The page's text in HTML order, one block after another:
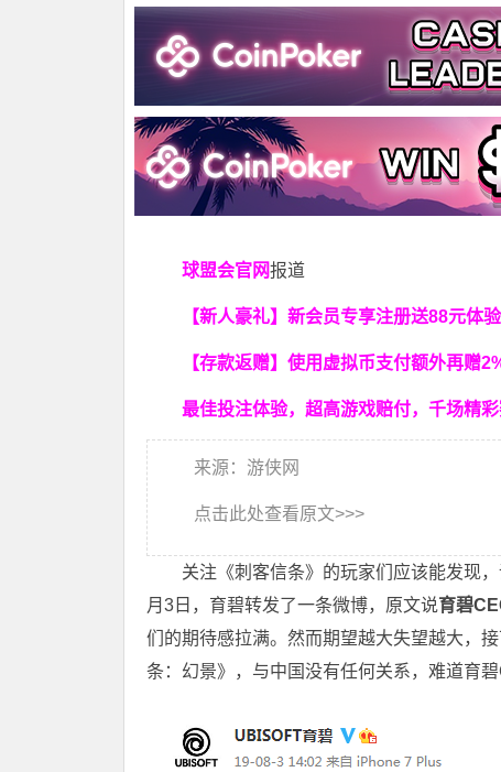
球盟会官网报道
【新人豪礼】新会员专享注册送88元体
【存款返赠】使用虚拟币支付额外再赠
最佳投注体验，超高游戏赔付，千场精
来源：游侠网
点击此处查看原文>>>
关注《刺客信条》的玩家们应该能发现
月3日，育碧转发了一条微博，原文说育碧
们的期待感拉满。然而期望越大失望越大，
条：幻景》，与中国没有任何关系，难道育碧